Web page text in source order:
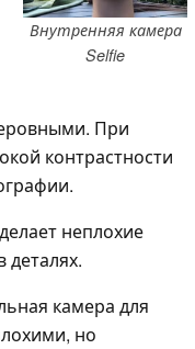
Внутренняя камера
Selfie
При
контрастности
неплохие
камера для
но